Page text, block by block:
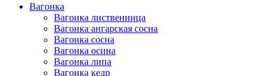
Вагонка
Вагонка лиственница
Вагонка ангарская сосна
Вагонка сосна
Вагонка осина
Вагонка липа
Вагонка кедр